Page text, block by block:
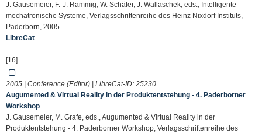
J. Gausemeier, F.-J. Rammig, W. Schäfer, J. Wallaschek, eds., Intelligente
mechatronische Systeme, Verlagsschriftenreihe des Heinz Nixdorf Instituts,
Paderborn, 2005.
LibreCat
[16]
2005 | Conference (Editor) | LibreCat-ID: 25230
Augumented & Virtual Reality in der Produktentstehung - 4. Paderborner
Workshop
J. Gausemeier, M. Grafe, eds., Augumented & Virtual Reality in der
Produktentstehung - 4. Paderborner Workshop, Verlagsschriftenreihe des